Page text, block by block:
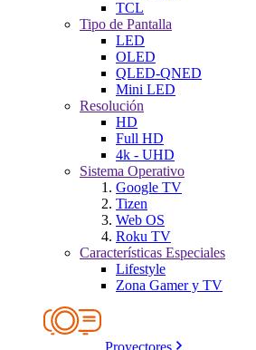
TCL
Tipo de Pantalla
LED
OLED
QLED-QNED
Mini LED
Resolución
HD
Full HD
4k - UHD
Sistema Operativo
Google TV
Tizen
Web OS
Roku TV
Características Especiales
Lifestyle
Zona Gamer y TV
Proyectores